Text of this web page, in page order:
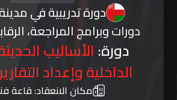
دورة تدريبية في
دورات وبرامج المراجعة،
دورة: الأساليب
الداخلية وإعداد
مكان الانعقاد:قاعة